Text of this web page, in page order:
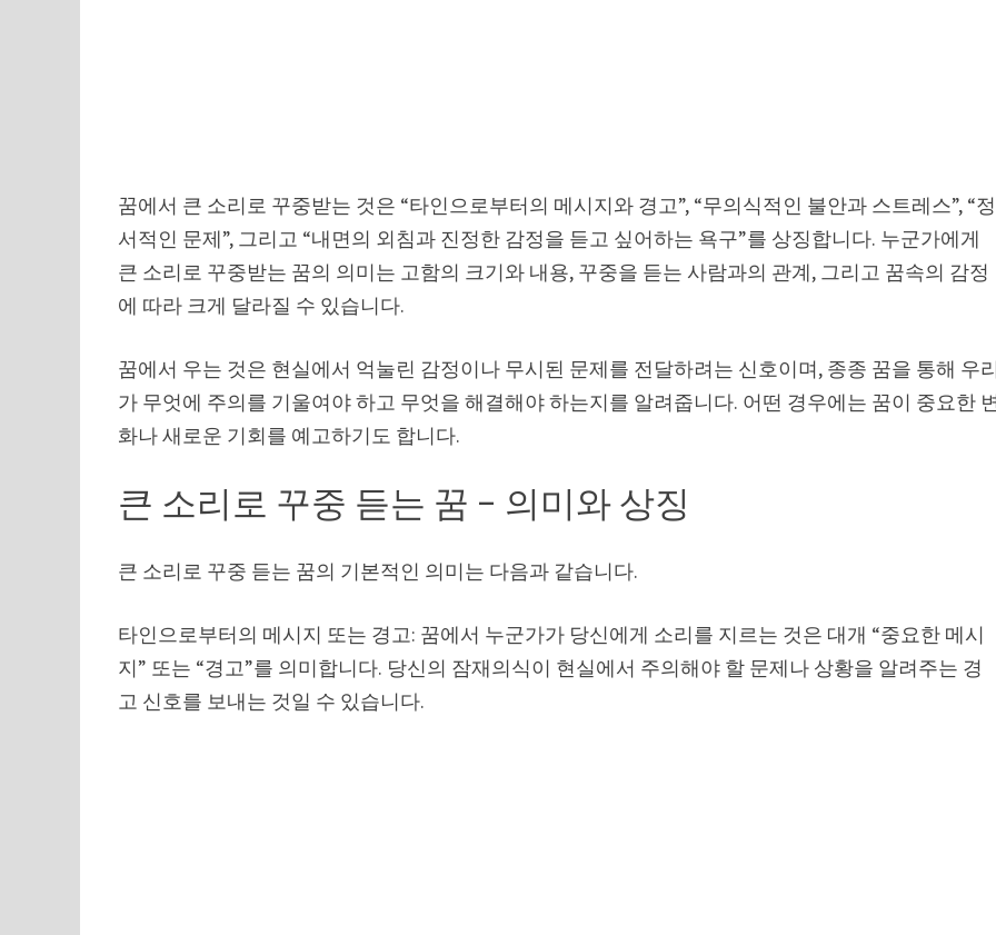
꿈에서 큰 소리로 꾸중받는 것은 “타인으로부터의 메시지와 경고”, “무의식적인 불안과 스트레스”, “정
서적인 문제”, 그리고 “내면의 외침과 진정한 감정을 듣고 싶어하는 욕구”를 상징합니다. 누군가에게
큰 소리로 꾸중받는 꿈의 의미는 고함의 크기와 내용, 꾸중을 듣는 사람과의 관계, 그리고 꿈속의 감정
에 따라 크게 달라질 수 있습니다.
꿈에서 우는 것은 현실에서 억눌린 감정이나 무시된 문제를 전달하려는 신호이며, 종종 꿈을 통해 우
가 무엇에 주의를 기울여야 하고 무엇을 해결해야 하는지를 알려줍니다. 어떤 경우에는 꿈이 중요한
화나 새로운 기회를 예고하기도 합니다.
큰 소리로 꾸중 듣는 꿈 – 의미와 상징
큰 소리로 꾸중 듣는 꿈의 기본적인 의미는 다음과 같습니다.
타인으로부터의 메시지 또는 경고: 꿈에서 누군가가 당신에게 소리를 지르는 것은 대개 “중요한 메시
지” 또는 “경고”를 의미합니다. 당신의 잠재의식이 현실에서 주의해야 할 문제나 상황을 알려주는 경
고 신호를 보내는 것일 수 있습니다.